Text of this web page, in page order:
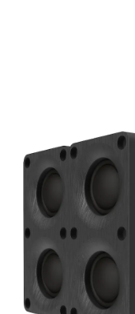
"I en hemmabio
den absoluta
tre positioner
likadant hela
KUNDRÖST: "För
levererar en
höra var
(Verifierad köpare)